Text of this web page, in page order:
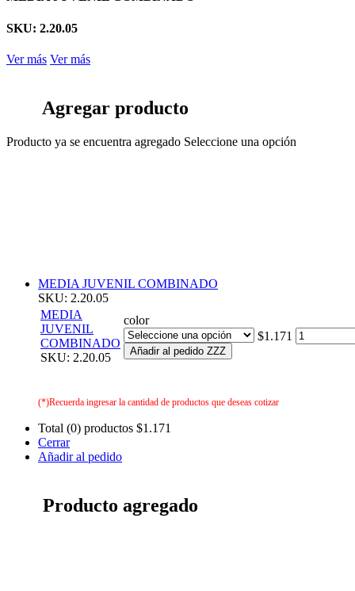
SKU: 2.20.05
Ver más Ver más
Agregar producto
Producto ya se encuentra agregado Seleccione una opción
MEDIA JUVENIL COMBINADO
SKU: 2.20.05
MEDIA
JUVENIL
COMBINADO
SKU: 2.20.05
color
Añadir al pedido ZZZ
$1.171
(*)Recuerda ingresar la cantidad de productos que deseas cotizar
Total (0) productos $1.171
Cerrar
Añadir al pedido
Producto agregado